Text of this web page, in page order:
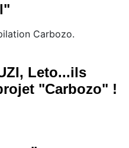
Carbozo.
Leto...ils
"Carbozo" !